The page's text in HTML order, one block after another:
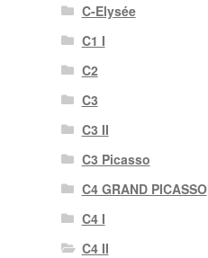
C-Elysée
C1 I
C2
C3
C3 II
C3 Picasso
C4 GRAND PICASSO
C4 I
C4 II